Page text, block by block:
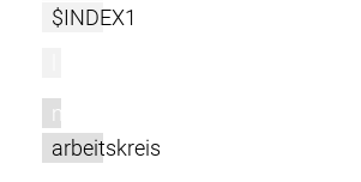
$INDEX1
m
arbeitskreis